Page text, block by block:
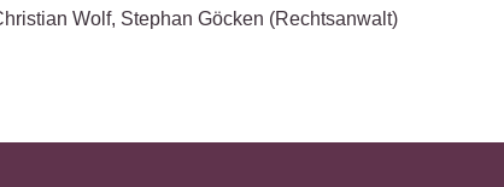
Wohneigentumsrecht
Wolf, Stephan Göcken (Rechtsanwalt)